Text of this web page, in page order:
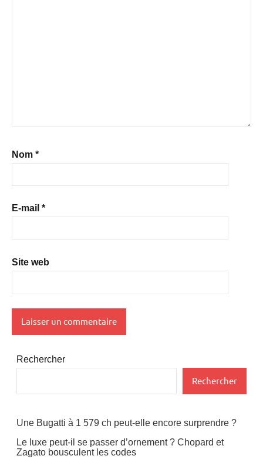
Nom *
E-mail *
Site web
Rechercher
Rechercher
Une Bugatti à 1 579 ch peut-elle encore surprendre ?
Le luxe peut-il se passer d’ornement ? Chopard et
Zagato bousculent les codes